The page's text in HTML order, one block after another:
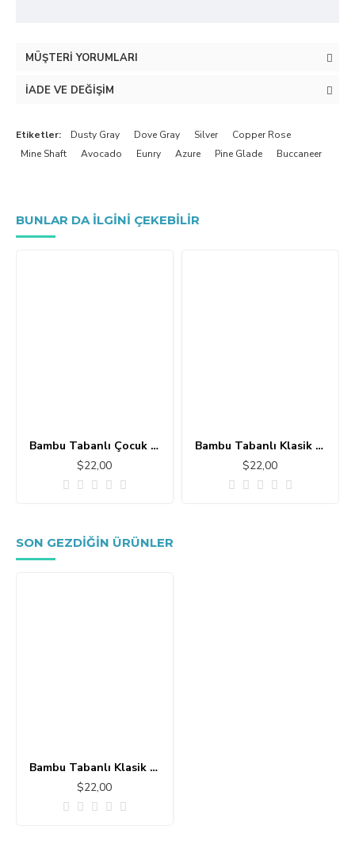
MÜŞTERI YORUMLARI
İADE VE DEĞIŞIM
Etiketler: Dusty Gray Dove Gray Silver
Copper Rose
Mine Shaft
Avocado Eunry Azure Pine Glade Buccaneer
BUNLAR DA ILGINI ÇEKEBILIR
Bambu Tabanlı Çocuk Halısı MC101
$22,00
Bambu Tabanlı Klasik Halı MS109
$22,00
SON GEZDIĞIN ÜRÜNLER
Bambu Tabanlı Klasik Halı MS167
$22,00